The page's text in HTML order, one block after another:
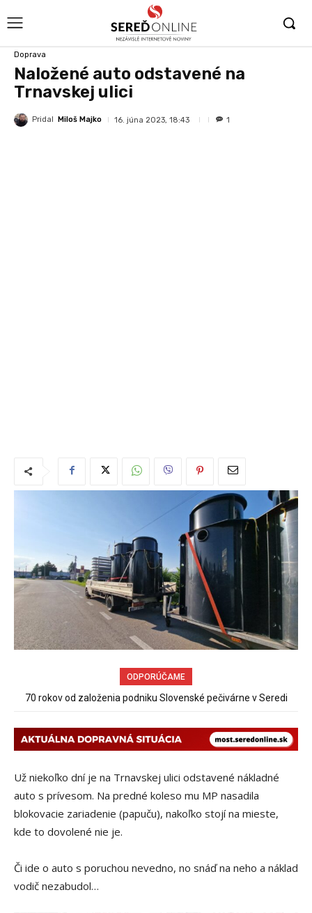
Doprava
Naložené auto odstavené na
Trnavskej ulici
Pridal Miloš Majko 16. júna 2023, 18:43 1
ODPORÚČAME
Sereď niekedy bola mestom s výborným napojením na
Už niekoľko dní je na Trnavskej ulici odstavené nákladné
auto s prívesom. Na predné koleso mu MP nasadila
blokovacie zariadenie (papuču), nakoľko stojí na mieste,
kde to dovolené nie je.
Či ide o auto s poruchou nevedno, no snáď na neho a náklad
vodič nezabudol…